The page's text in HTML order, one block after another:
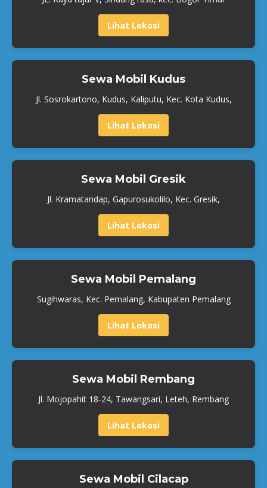
Lihat Lokasi
Sewa Mobil Kudus
Jl. Sosrokartono, Kudus, Kaliputu, Kec. Kota Kudus,
Lihat Lokasi
Sewa Mobil Gresik
Jl. Kramatandap, Gapurosukolilo, Kec. Gresik,
Lihat Lokasi
Sewa Mobil Pemalang
Sugihwaras, Kec. Pemalang, Kabupaten Pemalang
Lihat Lokasi
Sewa Mobil Rembang
Jl. Mojopahit 18-24, Tawangsari, Leteh, Rembang
Lihat Lokasi
Sewa Mobil Cilacap